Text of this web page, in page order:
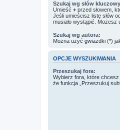
Szukaj wg słów
Umieść + przed słowem,
Jeśli umieścisz listę słów
musiało wystąpić. Możesz
Szukaj wg autora:
Można użyć gwiazdki (*)
OPCJE WYSZUKIWANIA
Przeszukaj fora:
Wybierz fora, które
że funkcja „Przeszukuj